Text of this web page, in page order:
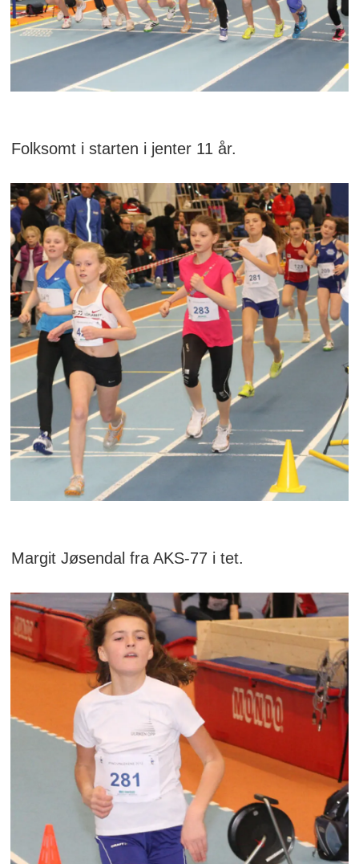
Folksomt i starten i jenter 11 år.
Margit Jøsendal fra AKS-77 i tet.